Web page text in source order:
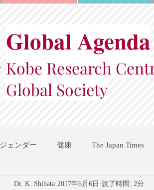
Global Agenda
Kobe Research
Global Society
ジェンダー 健康 The Japan Times
地域都市政策 国際機関 地域振興
Dr. K. Shibata 2017年6月6日 読了時間: 2分